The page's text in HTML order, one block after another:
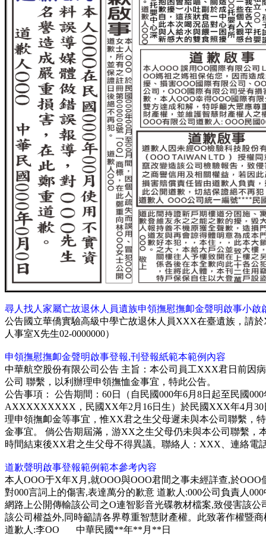
尋人找人家屬亡故退休人員遺族申領撫慰撫卹金聲明啟事小啟
公告國立華僑實驗高級中學亡故退休人員XXX在臺遺族，請
人事室X先生02-0000000）
申領撫慰撫卹金聲明啟事登報,刊登報紙範本範例內容
中華航空股份有限公司公告 主旨：本公司員工XXX君日前因
公司 聯繫，以利辦理申領撫恤金事宜，特此公告。
公告事項： 公告期間：60日（自民國000年6月8日起至民國
AXXXXXXXXX，民國XX年2月16日生）於民國XXX年4月
理申領撫卹金等事宜，惟XX君之生父母遲未與本公司聯繫，
金事宜。 倘公告期屆滿，游XX之生父母仍未與本公司聯繫
時間結束後XX君之生父母不得異議。聯絡人：XXX、連絡電
道歉聲明啟事登報範例範本參考內容
本人OOO于X年X月,就OOO與OOO君間之事未經詳查,於
對000言詞上的傷害,表達萬分的歉意 道歉人:000公司負責人
網路上公開傳輸該公司之O連智影音光碟教材檔案,致侵害該
該公司權益外,同時籲請各界尊重智慧財產權。此致著作權暨
道歉人:李OO 中華民國**年**月**日